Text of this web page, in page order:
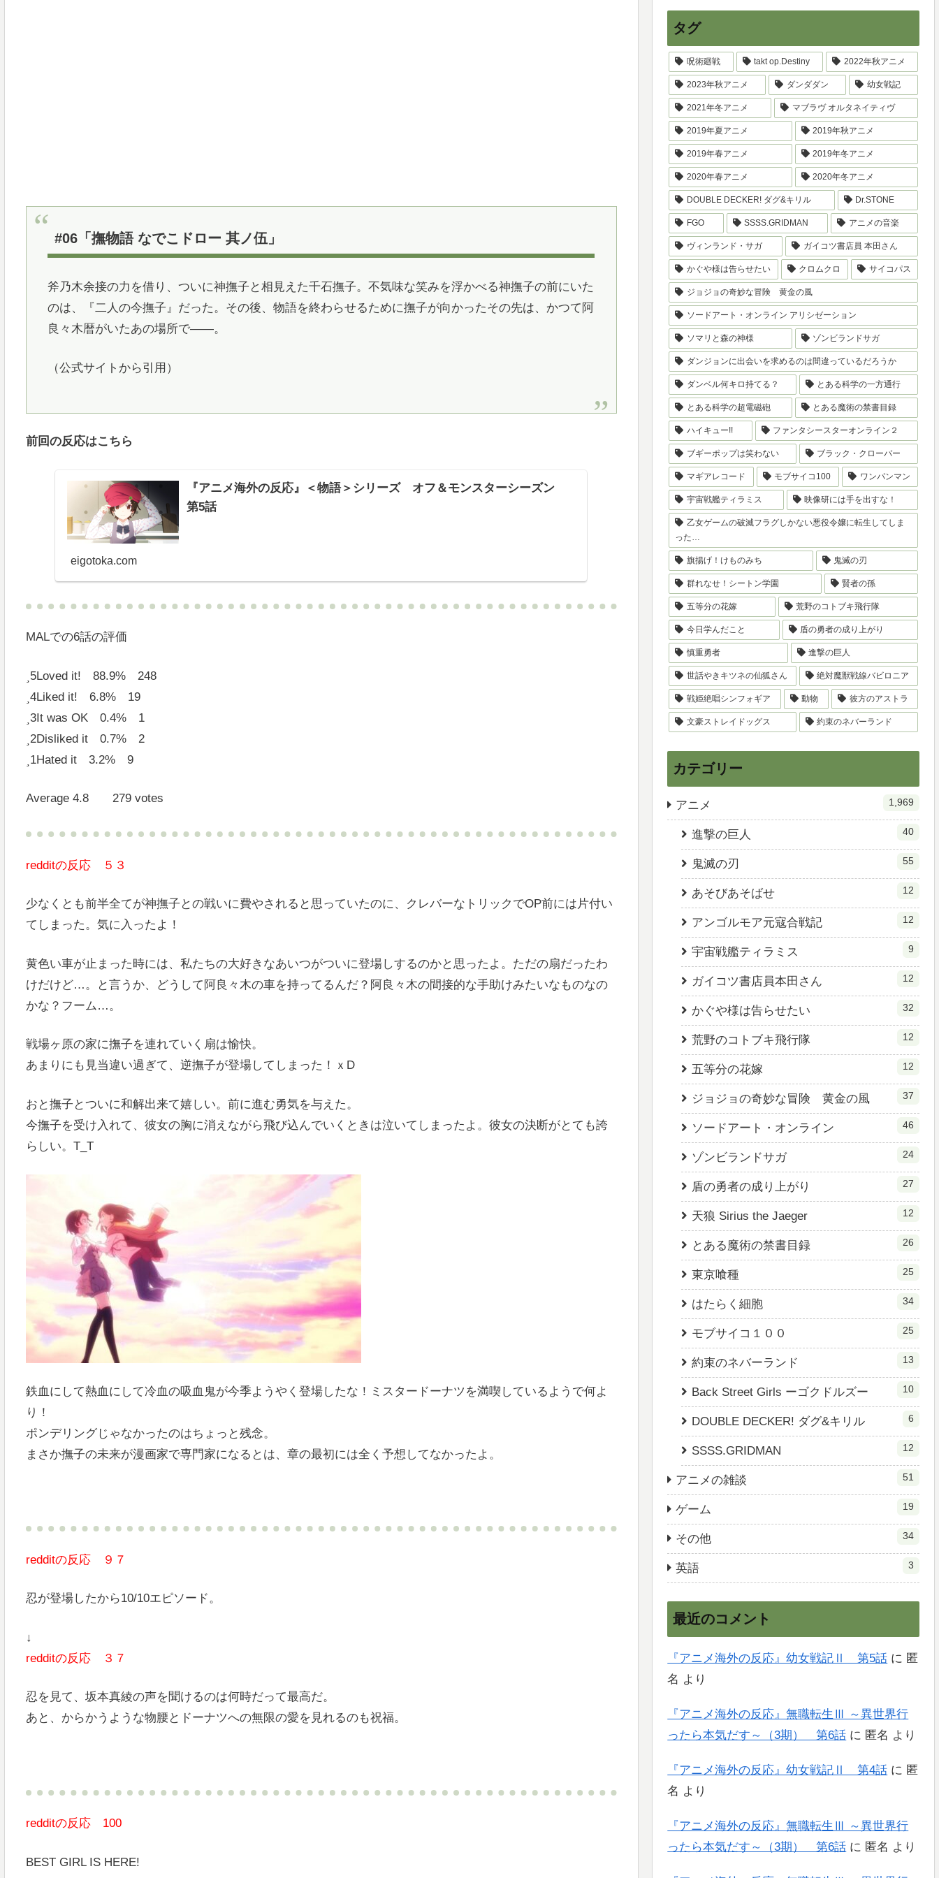
#06「撫物語 なでこドロー 其ノ伍」
斧乃木余接の力を借り、ついに神撫子と相見えた千石撫子。不気味な笑みを浮かべる神撫子の前にいた
のは、『二人の今撫子』だった。その後、物語を終わらせるために撫子が向かったその先は、かつて阿
良々木暦がいたあの場所で――。
（公式サイトから引用）
前回の反応はこちら
『アニメ海外の反応』＜物語＞シリーズ オフ＆モンスターシーズン
第5話
eigotoka.com
MALでの6話の評価
5Loved it! 88.9% 248
4Liked it! 6.8% 19
3It was OK 0.4% 1
2Disliked it 0.7% 2
1Hated it 3.2% 9
Average 4.8 279 votes
redditの反応 ５３
少なくとも前半全てが神撫子との戦いに費やされると思っていたのに、クレバーなトリックでOP前には片付い
てしまった。気に入ったよ！
黄色い車が止まった時には、私たちの大好きなあいつがついに登場しするのかと思ったよ。ただの扇だったわ
けだけど…。と言うか、どうして阿良々木の車を持ってるんだ？阿良々木の間接的な手助けみたいなものなの
かな？フーム…。
戦場ヶ原の家に撫子を連れていく扇は愉快。
あまりにも見当違い過ぎて、逆撫子が登場してしまった！ｘD
おと撫子とついに和解出来て嬉しい。前に進む勇気を与えた。
今撫子を受け入れて、彼女の胸に消えながら飛び込んでいくときは泣いてしまったよ。彼女の決断がとても誇
らしい。T_T
鉄血にして熱血にして冷血の吸血鬼が今季ようやく登場したな！ミスタードーナツを満喫しているようで何よ
り！
ポンデリングじゃなかったのはちょっと残念。
まさか撫子の未来が漫画家で専門家になるとは、章の最初には全く予想してなかったよ。
redditの反応 ９７
忍が登場したから10/10エピソード。
↓
redditの反応 ３７
忍を見て、坂本真綾の声を聞けるのは何時だって最高だ。
あと、からかうような物腰とドーナツへの無限の愛を見れるのも祝福。
redditの反応 100
BEST GIRL IS HERE!
タグ
呪術廻戦 takt op.Destiny 2022年秋アニメ
2023年秋アニメ ダンダダン 幼女戦記
2021年冬アニメ マブラヴ オルタネイティヴ
2019年夏アニメ 2019年秋アニメ
2019年春アニメ 2019年冬アニメ
2020年春アニメ 2020年冬アニメ
DOUBLE DECKER! ダグ&キリル Dr.STONE
FGO SSSS.GRIDMAN アニメの音楽
ヴィンランド・サガ ガイコツ書店員 本田さん
かぐや様は告らせたい クロムクロ サイコパス
ジョジョの奇妙な冒険 黄金の風
ソードアート・オンライン アリシゼーション
ソマリと森の神様 ゾンビランドサガ
ダンジョンに出会いを求めるのは間違っているだろうか
ダンベル何キロ持てる？ とある科学の一方通行
とある科学の超電磁砲 とある魔術の禁書目録
ハイキュー!! ファンタシースターオンライン２
ブギーポップは笑わない ブラック・クローバー
マギアレコード モブサイコ100 ワンパンマン
宇宙戦艦ティラミス 映像研には手を出すな！
乙女ゲームの破滅フラグしかない悪役令嬢に転生してしま
った…
旗揚げ！けものみち 鬼滅の刃
群れなせ！シートン学園 賢者の孫
五等分の花嫁 荒野のコトブキ飛行隊
今日学んだこと 盾の勇者の成り上がり
慎重勇者 進撃の巨人
世話やきキツネの仙狐さん 絶対魔獣戦線バビロニア
戦姫絶唱シンフォギア 動物 彼方のアストラ
文豪ストレイドッグス 約束のネバーランド
カテゴリー
アニメ 1,969
進撃の巨人 40
鬼滅の刃 55
あそびあそばせ 12
アンゴルモア元寇合戦記 12
宇宙戦艦ティラミス 9
ガイコツ書店員本田さん 12
かぐや様は告らせたい 32
荒野のコトブキ飛行隊 12
五等分の花嫁 12
ジョジョの奇妙な冒険 黄金の風 37
ソードアート・オンライン 46
ゾンビランドサガ 24
盾の勇者の成り上がり 27
天狼 Sirius the Jaeger 12
とある魔術の禁書目録 26
東京喰種 25
はたらく細胞 34
モブサイコ１００ 25
約束のネバーランド 13
Back Street Girls ーゴクドルズー 10
DOUBLE DECKER! ダグ&キリル 6
SSSS.GRIDMAN 12
アニメの雑談 51
ゲーム 19
その他 34
英語 3
最近のコメント
『アニメ海外の反応』幼女戦記Ⅱ 第5話 に 匿
名 より
『アニメ海外の反応』無職転生Ⅲ ～異世界行
ったら本気だす～（3期） 第6話 に 匿名 より
『アニメ海外の反応』幼女戦記Ⅱ 第4話 に 匿
名 より
『アニメ海外の反応』無職転生Ⅲ ～異世界行
ったら本気だす～（3期） 第6話 に 匿名 より